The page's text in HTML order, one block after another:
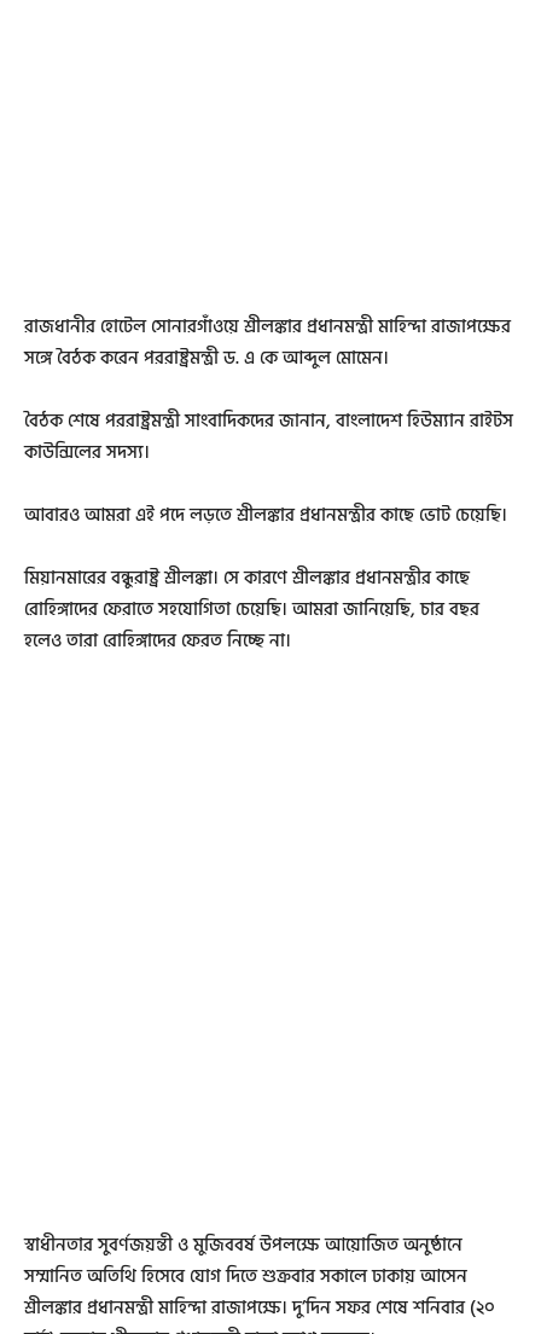
রাজধানীর হোটেল সোনারগাঁওয়ে শ্রীলঙ্কার প্রধানমন্ত্রী মাহিন্দা রাজাপক্ষের
সঙ্গে বৈঠক করেন পররাষ্ট্রমন্ত্রী ড. এ কে আব্দুল মোমেন।
বৈঠক শেষে পররাষ্ট্রমন্ত্রী সাংবাদিকদের জানান, বাংলাদেশ হিউম্যান রাইটস
কাউন্সিলের সদস্য।
আবারও আমরা এই পদে লড়তে শ্রীলঙ্কার প্রধানমন্ত্রীর কাছে ভোট চেয়েছি।
মিয়ানমারের বন্ধুরাষ্ট্র শ্রীলঙ্কা। সে কারণে শ্রীলঙ্কার প্রধানমন্ত্রীর কাছে
রোহিঙ্গাদের ফেরাতে সহযোগিতা চেয়েছি। আমরা জানিয়েছি, চার বছর
হলেও তারা রোহিঙ্গাদের ফেরত নিচ্ছে না।
স্বাধীনতার সুবর্ণজয়ন্তী ও মুজিববর্ষ উপলক্ষে আয়োজিত অনুষ্ঠানে
সম্মানিত অতিথি হিসেবে যোগ দিতে শুক্রবার সকালে ঢাকায় আসেন
শ্রীলঙ্কার প্রধানমন্ত্রী মাহিন্দা রাজাপক্ষে। দু’দিন সফর শেষে শনিবার (২০